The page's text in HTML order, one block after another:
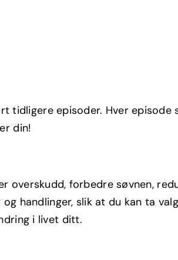
tidligere episoder. Hver episode
din!
overskudd, forbedre søvnen,
handlinger, slik at du kan ta
i livet ditt.